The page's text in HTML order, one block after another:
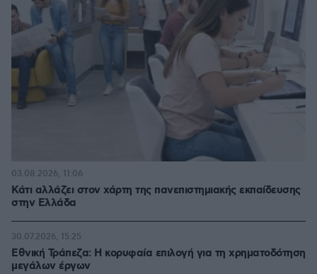
Κάτι αλλάζει στον χάρτη της πανεπιστημιακής εκπαίδευσης
στην Ελλάδα
03.08.2026, 11:06
Εθνική Τράπεζα: Η κορυφαία επιλογή για τη χρηματοδότηση
μεγάλων έργων
30.07.2026, 15:25